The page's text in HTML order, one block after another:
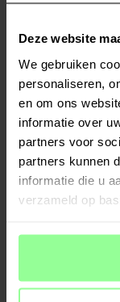
Deze website
We gebruiken
personaliseren,
en om ons
informatie over
partners voor
partners kunnen
informatie die u
verzameld op
Beschikbaar 2026-08-18